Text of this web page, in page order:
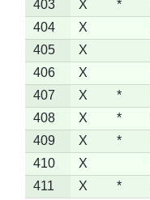
403
X *
404
X
405
X
406
X
407
X *
408
X *
409
X *
410
X
411
X *